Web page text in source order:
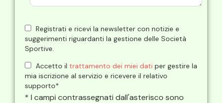
Registrati e ricevi la newsletter con notizie e
suggerimenti riguardanti la gestione delle Società
Sportive.
Accetto il trattamento dei miei dati per gestire la
mia iscrizione al servizio e ricevere il relativo
supporto*
* I campi contrassegnati dall'asterisco sono